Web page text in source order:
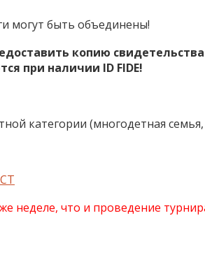
могут быть объединены!
копию
при наличии ID FIDE!
категории (многодетная
неделе, что и проведение